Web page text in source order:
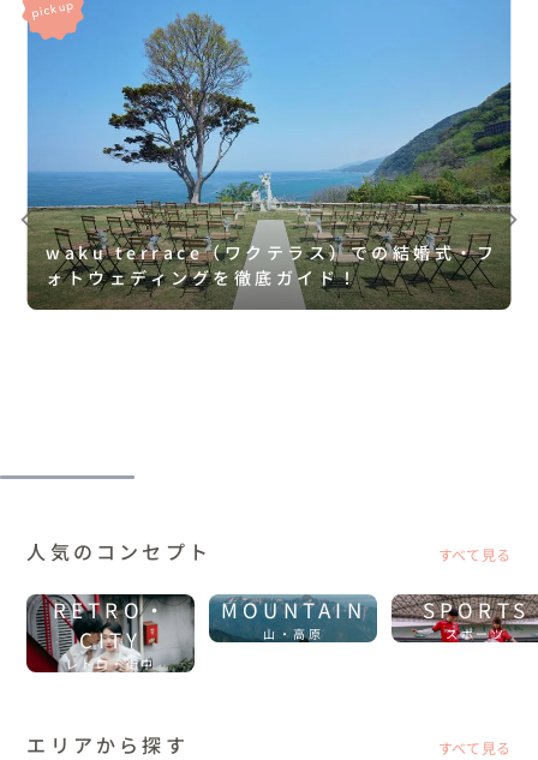
waku terrace（ワクテラス）での結婚式・フ
ォトウェディングを徹底ガイド！
人気のコンセプト すべて見る
RETRO・
CITY
レトロ・街中
MOUNTAIN
山・高原
SPORTS
スポーツ
エリアから探す すべて見る